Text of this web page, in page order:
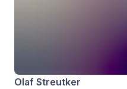
Olaf Streutker